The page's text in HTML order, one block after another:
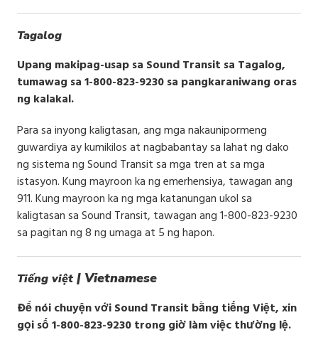
Tagalog
Upang makipag-usap sa Sound Transit sa Tagalog,
tumawag sa 1-800-823-9230 sa pangkaraniwang oras
ng kalakal.
Para sa inyong kaligtasan, ang mga nakaunipormeng
guwardiya ay kumikilos at nagbabantay sa lahat ng dako
ng sistema ng Sound Transit sa mga tren at sa mga
istasyon. Kung mayroon ka ng emerhensiya, tawagan ang
911. Kung mayroon ka ng mga katanungan ukol sa
kaligtasan sa Sound Transit, tawagan ang 1-800-823-9230
sa pagitan ng 8 ng umaga at 5 ng hapon.
Tiếng việt | Vietnamese
Để nói chuyện với Sound Transit bằng tiếng Việt, xin
gọi số 1-800-823-9230 trong giờ làm việc thường lệ.